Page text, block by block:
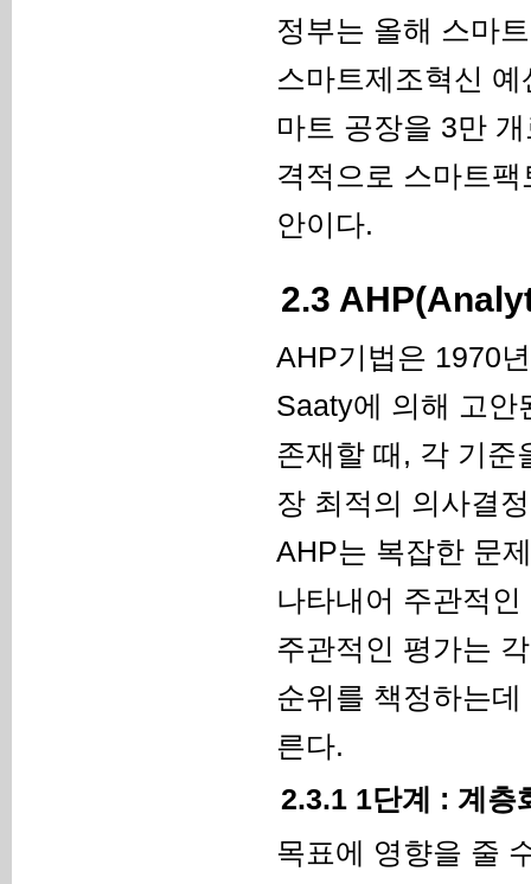
정부는 올해 스마
스마트제조혁신
마트 공장을 3만
격적으로 스마트
안이다.
2.3
AHP기법은 1970
Saaty에 의해 고안
존재할 때, 각 기준
장 최적의 의사결
AHP는 복잡한 문
나타내어 주관적
주관적인 평가는
순위를 책정하는
른다.
2.3.1 1단계 : 계층
목표에 영향을 줄